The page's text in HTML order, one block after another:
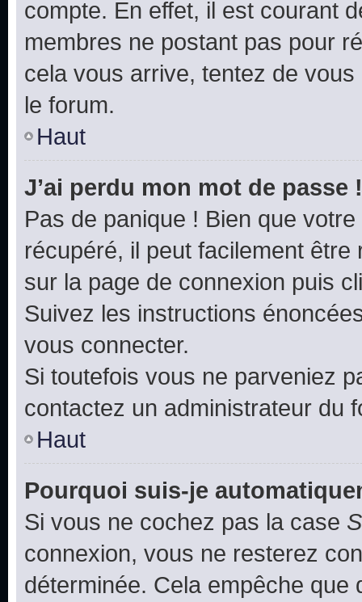
compte. En effet, il est courant
membres ne postant pas pour
cela vous arrive, tentez de
le forum.
Haut
J’ai perdu mon mot de passe !
Pas de panique ! Bien que
récupéré, il peut facilement
sur la page de connexion puis
Suivez les instructions
vous connecter.
Si toutefois vous ne parveniez
contactez un administrateur du
Haut
Pourquoi suis-je
Si vous ne cochez pas la case
connexion, vous ne resterez
déterminée. Cela empêche que